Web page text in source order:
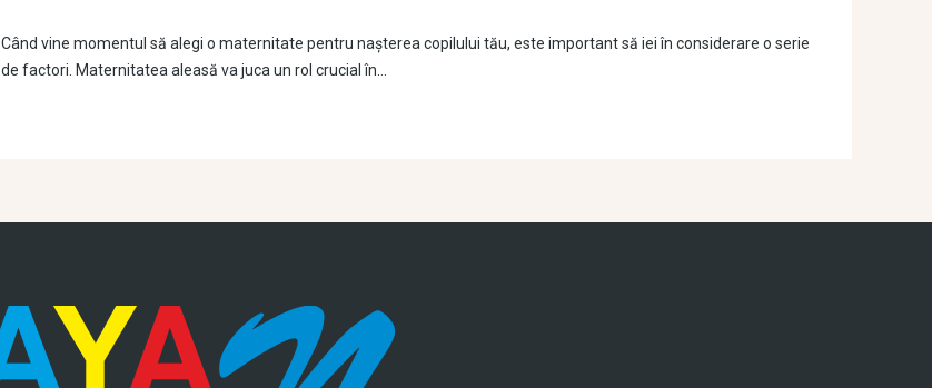
Când vine momentul să alegi o maternitate pentru nașterea copilului tău, este important să iei în considerare o serie
de factori. Maternitatea aleasă va juca un rol crucial în…